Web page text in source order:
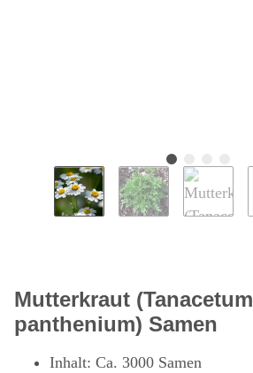
Mutterkraut (Tanacetum
panthenium) Samen
Inhalt: Ca. 3000 Samen